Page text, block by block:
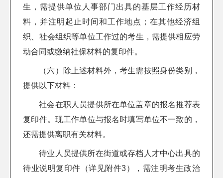
生，需提供单位人事部门出具的基层工作经历材
料，并注明起止时间和工作地点；在其他经济组
织、社会组织等单位工作过的考生，需提供相应劳
动合同或缴纳社保材料的复印件。
（六）除上述材料外，考生需按照身份类别，
提供以下材料：
社会在职人员提供所在单位盖章的报名推荐表
复印件。现工作单位与报名时填写单位不一致的，
还需提供离职有关材料。
待业人员提供所在街道或存档人才中心出具的
待业说明复印件（详见附件3），需注明考生政治